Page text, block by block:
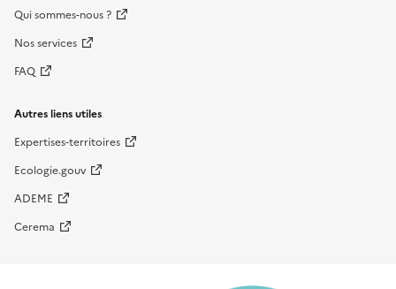
Qui sommes-nous ?
Nos services
FAQ
Autres liens utiles
Expertises-territoires
Ecologie.gouv
ADEME
Cerema